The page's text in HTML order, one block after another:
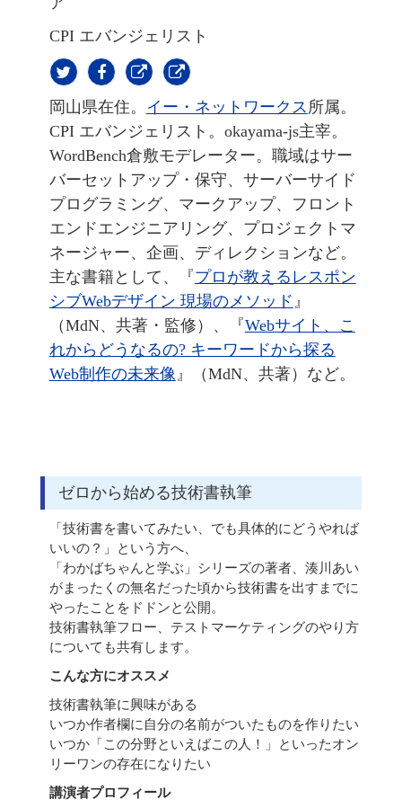
CPI エバンジェリスト
岡山県在住。 イー・ネットワークス所属。
CPI エバンジェリスト。okayama-js主宰。
WordBench倉敷モデレーター。職域はサー
バーセットアップ・保守、サーバーサイド
プログラミング、マークアップ、フロント
エンドエンジニアリング、プロジェクトマ
ネージャー、企画、ディレクションなど。
主な書籍として、『プロが教えるレスポン
シブWebデザイン 現場のメソッド 』
（MdN、共著・監修）、『Webサイト、こ
れからどうなるの? キーワードから探る
Web制作の未来像』（MdN、共著）など。
ゼロから始める技術書執筆
「技術書を書いてみたい、でも具体的にどうやれば
いいの？」という方へ、
「わかばちゃんと学ぶ」シリーズの著者、湊川あい
がまったくの無名だった頃から技術書を出すまでに
やったことをドドンと公開。
技術書執筆フロー、テストマーケティングのやり方
についても共有します。
こんな方にオススメ
技術書執筆に興味がある
いつか作者欄に自分の名前がついたものを作りたい
いつか「この分野といえばこの人！」といったオン
リーワンの存在になりたい
講演者プロフィール